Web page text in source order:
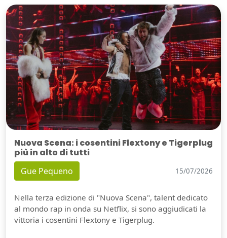
Nuova Scena: i cosentini Flextony e Tigerplug
più in alto di tutti
Gue Pequeno 15/07/2026
Nella terza edizione di "Nuova Scena", talent dedicato
al mondo rap in onda su Netflix, si sono aggiudicati la
vittoria i cosentini Flextony e Tigerplug.